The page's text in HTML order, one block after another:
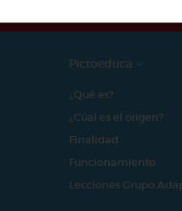
Pictoeduca
¿Qué es?
¿Cúal es el origen?
Finalidad
Funcionamiento
Lecciones Grupo